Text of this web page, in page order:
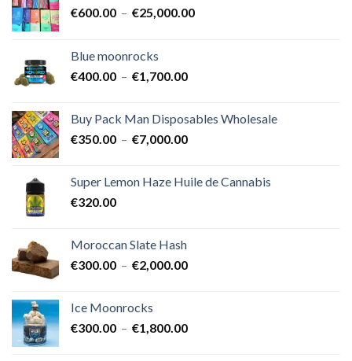
€600.00 – €25,000.00Plage
Blue moonrocks
€400.00 – €1,700.00Plage
€400.00
à
Buy Pack Man Disposables Wholesale
€350.00 – €7,000.00Plage
€350.00
Super Lemon Haze Huile de Cannabis
€320.00
Moroccan Slate Hash
€300.00 – €2,000.00Plage
à
Ice Moonrocks
€300.00 – €1,800.00Plage